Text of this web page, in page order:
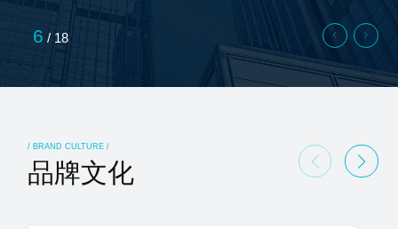
6 / 18
/ BRAND CULTURE /
品牌文化